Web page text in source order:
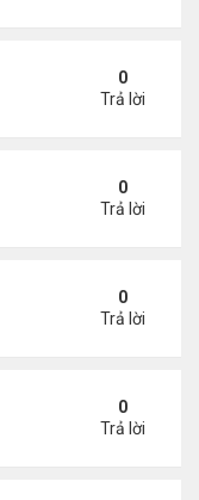
khả năng ứng
0
Trả lời
quân sự vào
0
Trả lời
thẳng Trung -
0
Trả lời
hòa sau loạt thất
0
Trả lời